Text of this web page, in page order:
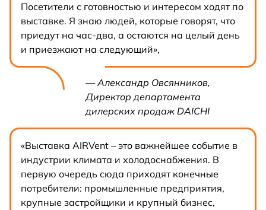
Посетители с готовностью и интересом ходят по
выставке. Я знаю людей, которые говорят, что
приедут на час-два, а остаются на целый день
и приезжают на следующий»,
— Александр Овсянников,
Директор департамента
дилерских продаж DAICHI
«Выставка AIRVent – это важнейшее событие в
индустрии климата и холодоснабжения. В
первую очередь сюда приходят конечные
потребители: промышленные предприятия,
крупные застройщики и крупный бизнес,